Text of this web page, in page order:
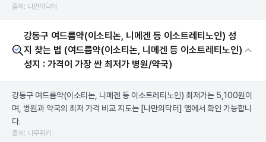
출처: 나만의닥터
강동구 여드름약(이소티논, 니메겐 등 이소트레티노인) 성
지 찾는 법 (여드름약(이소티논, 니메겐 등 이소트레티노인)
성지 : 가격이 가장 싼 최저가 병원/약국)
강동구 여드름약(이소티논, 니메겐 등 이소트레티노인) 최저가는 5,100원이
며, 병원과 약국의 최저 가격 비교 지도는 [나만의닥터] 앱에서 확인 가능합니
다.
출처: 나무위키